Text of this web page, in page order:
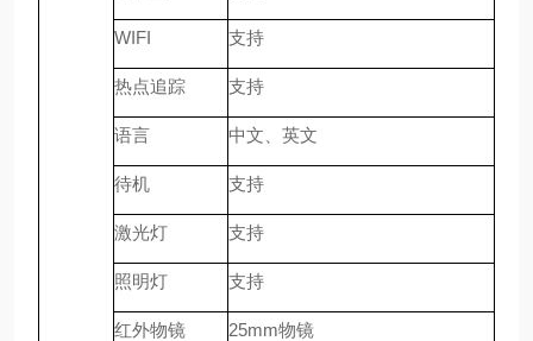
WIFI 支持
热点追踪 支持
语言 中文、英文
待机 支持
激光灯 支持
照明灯 支持
红外物镜 25mm物镜